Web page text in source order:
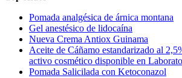
Pomada analgésica de árnica montana
Gel anestésico de lidocaína
Nueva Crema Antiox Guinama
Aceite de Cáñamo estandarizado al
activo cosmético disponible en
Pomada Salicilada con Ketoconazol